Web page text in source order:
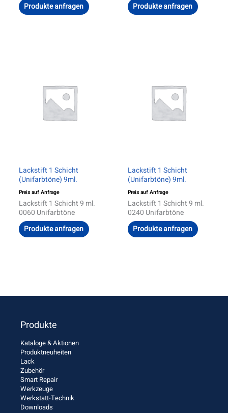
Produkte anfragen
Produkte anfragen
Lackstift 1 Schicht
(Unifarbtöne) 9ml.
Preis auf Anfrage
Lackstift 1 Schicht 9 ml.
0060 Unifarbtöne
Produkte anfragen
Lackstift 1 Schicht
(Unifarbtöne) 9ml.
Preis auf Anfrage
Lackstift 1 Schicht 9 ml.
0240 Unifarbtöne
Produkte anfragen
Produkte
Kataloge & Aktionen
Produktneuheiten
Lack
Zubehör
Smart Repair
Werkzeuge
Werkstatt-Technik
Downloads